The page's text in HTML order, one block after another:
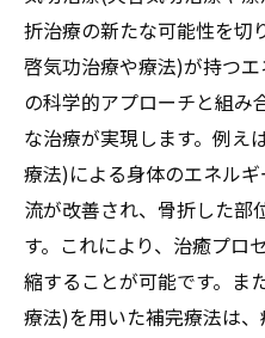
修復の促進
骨折治療におけ
性化するエネル
天啓気功治療や
ニーで自己治癒
気功治療(天啓気功治
らげる新しいアプロ
痛み軽減におけ
折治療の新たな可能性を切
啓気功治療や療法)が持つ
の科学的アプローチと組み
な治療が実現します。例え
療法)による身体のエネル
流が改善され、骨折した部
す。これにより、治癒プロ
縮することが可能です。ま
療法)を用いた補完療法は